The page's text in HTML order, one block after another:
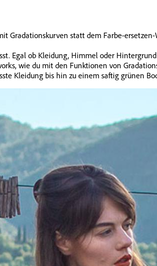
Gradationskurven statt dem Farbe-ersetzen-
Egal ob Kleidung, Himmel oder
wie du mit den Funktionen von
Kleidung bis hin zu einem saftig grünen